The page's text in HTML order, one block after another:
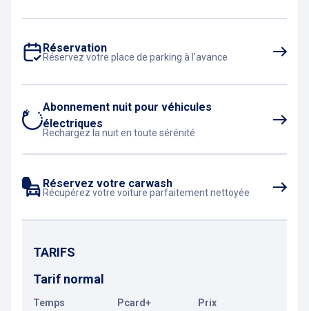
Réservation
Réservez votre place de parking à l'avance
Abonnement nuit pour véhicules
électriques
Rechargez la nuit en toute sérénité
Réservez votre carwash
Récupérez votre voiture parfaitement nettoyée
TARIFS
Tarif normal
Temps Pcard+ Prix